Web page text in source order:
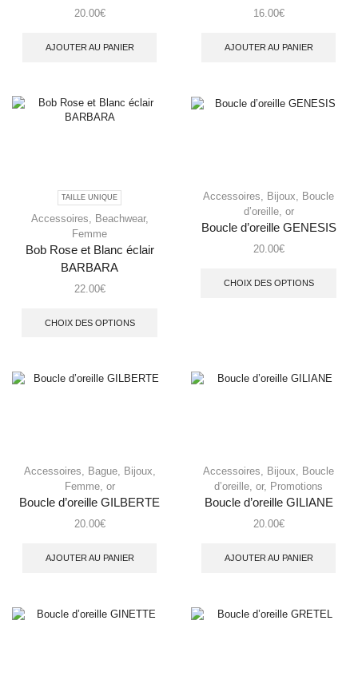
20.00€
AJOUTER AU PANIER
16.00€
AJOUTER AU PANIER
TAILLE UNIQUE
Accessoires Beachwear,
Femme
Bob Rose et Blanc éclair
BARBARA
22.00€
CHOIX DES OPTIONS
Accessoires Bijoux
Boucle
d’oreille, or
Boucle d’oreille GENESIS
20.00€
CHOIX DES OPTIONS
Accessoires, Bague, Bijoux,
Femme, or
Boucle d’oreille GILBERTE
20.00€
AJOUTER AU PANIER
Accessoires, Bijoux, Boucle
d’oreille, or, Promotions
Boucle d’oreille GILIANE
20.00€
AJOUTER AU PANIER